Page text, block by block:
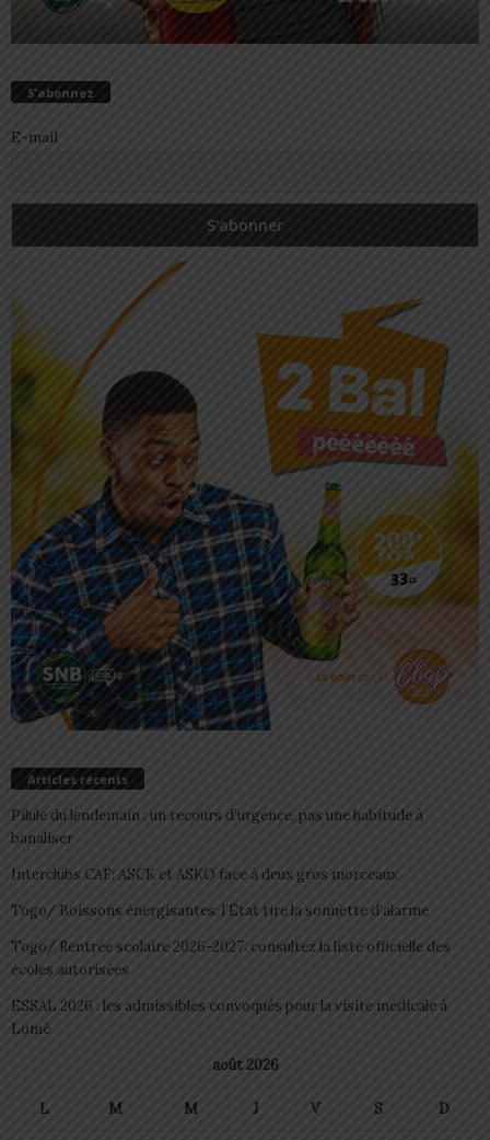
S’abonnez
E-mail
Articles récents
Pilule du lendemain : un recours d’urgence, pas une habitude à
banaliser
Interclubs CAF: ASCK et ASKO face à deux gros morceaux
Togo/ Boissons énergisantes: l’État tire la sonnette d’alarme
Togo/ Rentrée scolaire 2026-2027: consultez la liste officielle des
écoles autorisées
ESSAL 2026 : les admissibles convoqués pour la visite médicale à
Lomé
août 2026
L M M J V S D